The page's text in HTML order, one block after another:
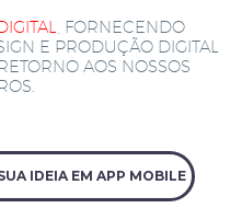
, FORNECENDO
E PRODUÇÃO DIGITAL
AOS NOSSOS
IDEIA EM APP MOBILE